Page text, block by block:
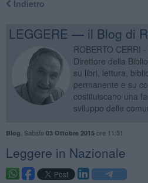
Indietro
LEGGERE — il Blog di
ROBERTO CERRI
Direttore della
su libri, lettura,
permanente e su
costituiscano una
sviluppo delle
Blog Sabato 03 Ottobre 2015ore 11:51
​Leggere in Nazionale